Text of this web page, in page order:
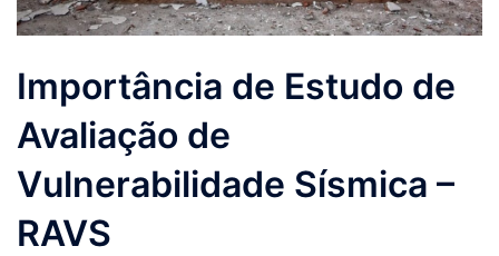
Importância de Estudo de
Avaliação de
Vulnerabilidade Sísmica –
RAVS